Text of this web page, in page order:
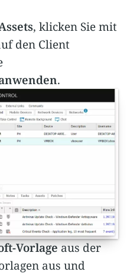
, klicken Sie mit
den Client
.
Vorlageaus der
aus und